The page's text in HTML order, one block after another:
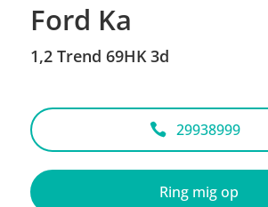
Ford Ka
1,2 Trend 69HK 3d
29938999
Ring mig op